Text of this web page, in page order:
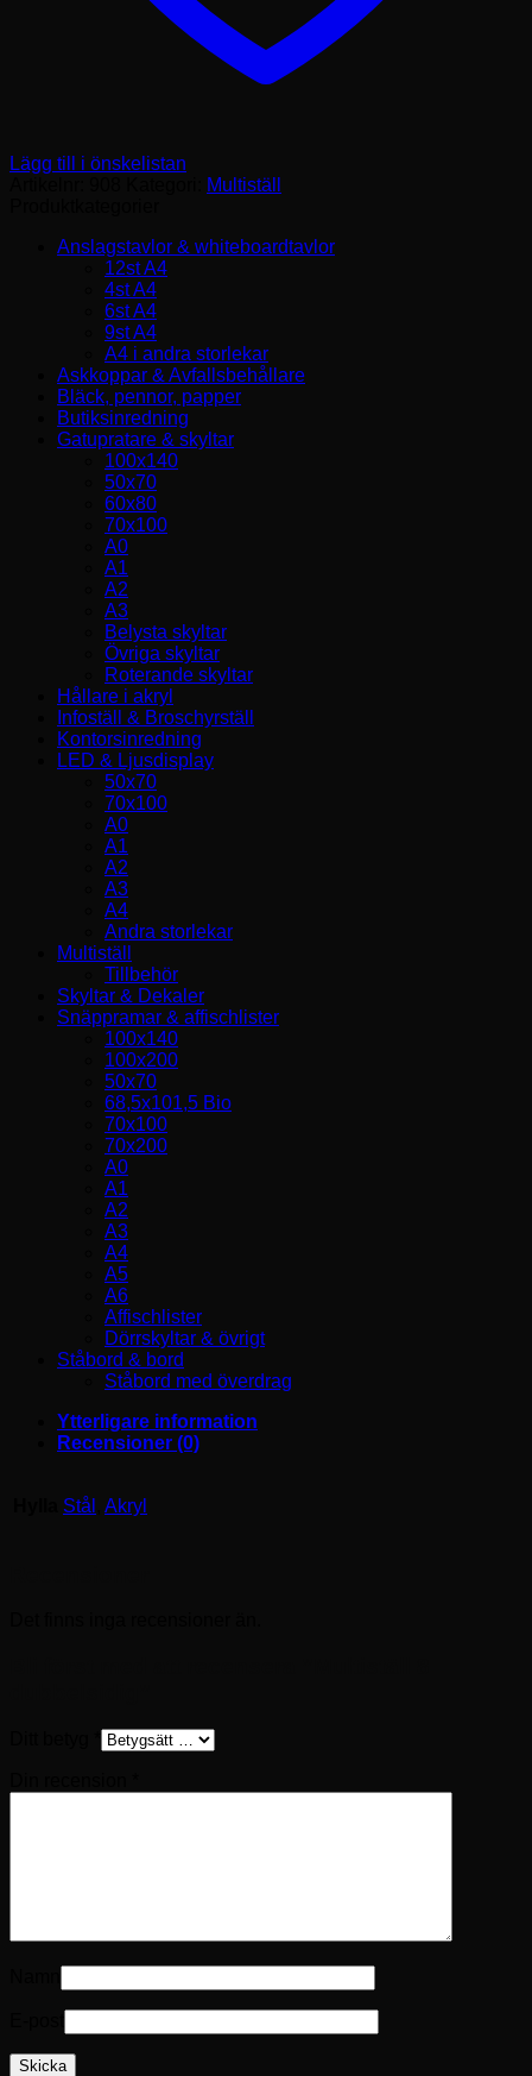
Lägg till i önskelistan
Multiställ
Anslagstavlor & whiteboardtavlor
12st A4
4st A4
6st A4
9st A4
A4 i andra storlekar
Askkoppar & Avfallsbehållare
Bläck, pennor, papper
Butiksinredning
Gatupratare & skyltar
100x140
50x70
60x80
70x100
A0
A1
A2
A3
Belysta skyltar
Övriga skyltar
Roterande skyltar
Hållare i akryl
Infoställ & Broschyrställ
Kontorsinredning
LED & Ljusdisplay
50x70
70x100
A0
A1
A2
A3
A4
Andra storlekar
Multiställ
Tillbehör
Skyltar & Dekaler
Snäppramar & affischlister
100x140
100x200
50x70
68,5x101,5 Bio
70x100
70x200
A0
A1
A2
A3
A4
A5
A6
Affischlister
Dörrskyltar & övrigt
Ståbord & bord
Ståbord med överdrag
Ytterligare information
Recensioner (0)
Stål Akryl